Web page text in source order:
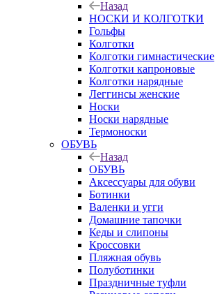
Назад
НОСКИ И КОЛГОТКИ
Гольфы
Колготки
Колготки гимнастические
Колготки капроновые
Колготки нарядные
Леггинсы женские
Носки
Носки нарядные
Термоноски
ОБУВЬ
Назад
ОБУВЬ
Аксессуары для обуви
Ботинки
Валенки и угги
Домашние тапочки
Кеды и слипоны
Кроссовки
Пляжная обувь
Полуботинки
Праздничные туфли